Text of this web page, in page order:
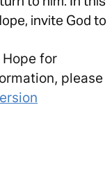
invite God to
for
please